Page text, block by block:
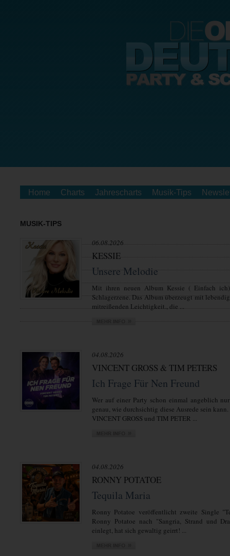
Home Charts Jahrescharts Musik-Tips
MUSIK-TIPS
06.08.2026
KESSIE
Unsere Melodie
Mit ihren neuen Album Kessie ( Einfach
Schlagerzene. Das Album überzeugt mit
mitreißenden Leichtigkeit., die ...
04.08.2026
VINCENT GROSS & TIM PETERS
Ich Frage Für Nen Freund
Wer auf einer Party schon einmal angeblich
genau, wie durchsichtig diese Ausrede sein
VINCENT GROSS und TIM PETER ...
04.08.2026
RONNY POTATOE
Tequila Maria
Ronny Potatoe veröffentlicht zweite Single
Ronny Potatoe nach "Sangria, Strand und
einlegt, hat sich gewaltig geirrt! ...